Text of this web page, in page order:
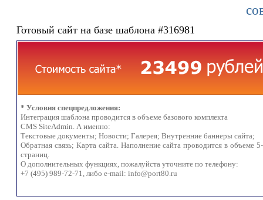
Готовый сайт на базе шаблона #316981
* Условия спецпредложения:
Интеграция шаблона проводится в объеме базового комплекта
CMS SiteAdmin. А именно:
Текстовые документы; Новости; Галерея; Внутренние баннеры сайта;
Обратная связь; Карта сайта. Наполнение сайта проводится в объеме
страниц.
О дополнительных функциях, пожалуйста уточните по телефону:
+7 (495) 989-72-71, либо e-mail: info@port80.ru